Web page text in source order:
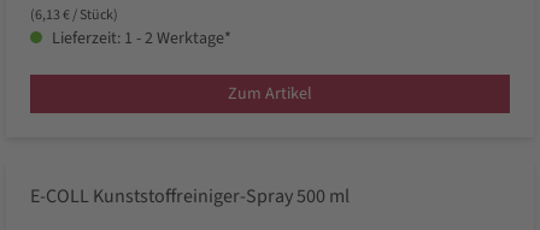
(6,13 € / Stück)
Lieferzeit: 1 - 2 Werktage*
Zum Artikel
E-COLL Kunststoffreiniger-Spray 500 ml